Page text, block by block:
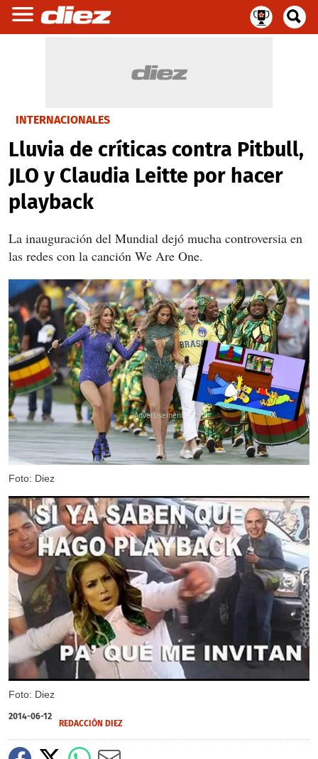
INTERNACIONALES
Lluvia de críticas contra Pitbull,
JLO y Claudia Leitte por hacer
playback
La inauguración del Mundial dejó mucha controversia en
las redes con la canción We Are One.
Foto: Diez
Foto: Diez
X
2014-06-12
REDACCIÓN DIEZ